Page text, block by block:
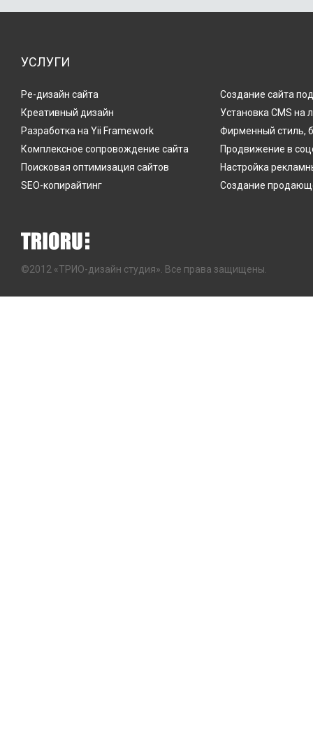
УСЛУГИ
Ре-дизайн сайта
Создание сайта
Креативный дизайн
Установка CMS на
Разработка на Yii Framework
Фирменный стиль,
Комплексное сопровождение сайта
Продвижение в
Поисковая оптимизация сайтов
Настройка
SEO-копирайтинг
Создание
©2012 «ТРИО-дизайн студия». Все права защищены.